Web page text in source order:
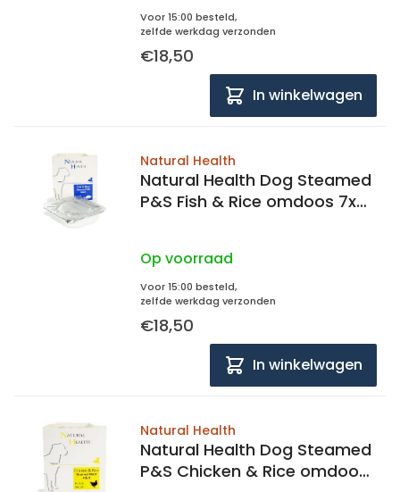
Voor 15:00 besteld,
zelfde werkdag verzonden
€18,50
In winkelwagen
Natural Health
Natural Health Dog Steamed
P&S Fish & Rice omdoos 7x
Op voorraad
Voor 15:00 besteld,
zelfde werkdag verzonden
€18,50
In winkelwagen
Natural Health
Natural Health Dog Steamed
P&S Chicken & Rice omdoos